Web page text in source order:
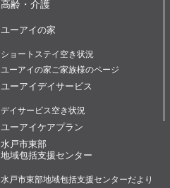
高齢・介護
ユーアイの家
ショートステイ空き状況
ユーアイの家ご家族様のページ
ユーアイデイサービス
デイサービス空き状況
ユーアイケアプラン
水戸市東部
地域包括支援センター
水戸市東部地域包括支援センターだより